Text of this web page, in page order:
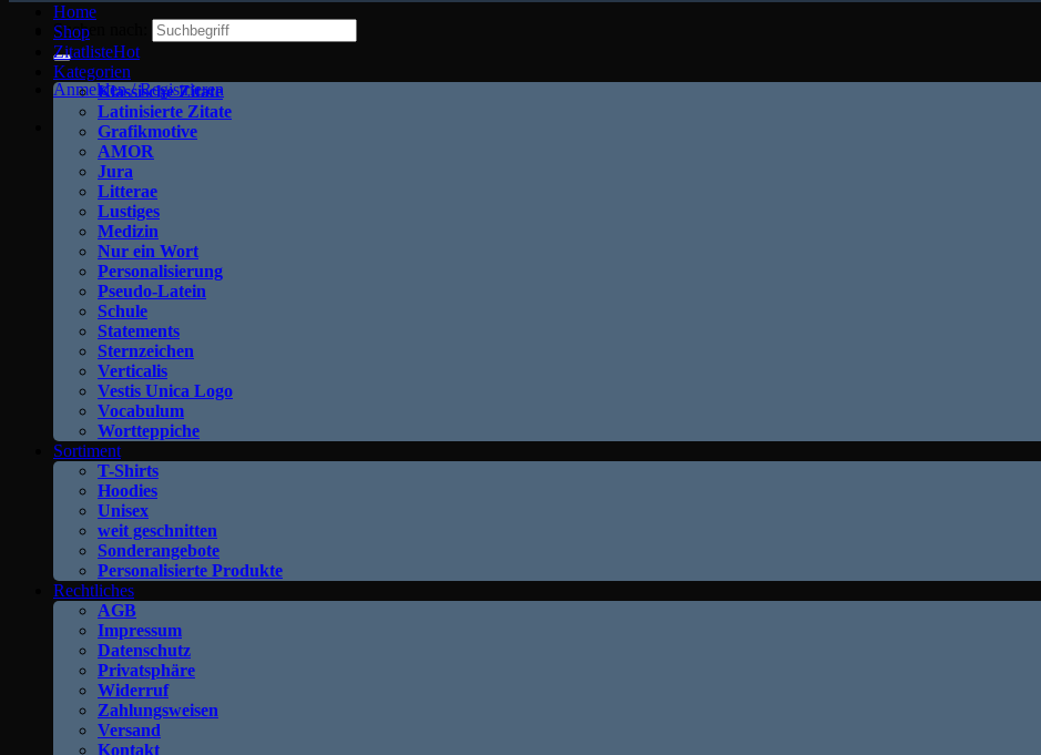
Suchen nach:
Anmelden / Registrieren
Home
Shop
Zitatliste
Kategorien
Klassische Zitate
Latinisierte Zitate
Grafikmotive
AMOR
Jura
Litterae
Lustiges
Medizin
Nur ein Wort
Personalisierung
Pseudo-Latein
Schule
Statements
Sternzeichen
Verticalis
Vestis Unica Logo
Vocabulum
Wortteppiche
Sortiment
T-Shirts
Hoodies
Unisex
weit geschnitten
Sonderangebote
Personalisierte Produkte
Rechtliches
AGB
Impressum
Datenschutz
Privatsphäre
Widerruf
Zahlungsweisen
Versand
Kontakt